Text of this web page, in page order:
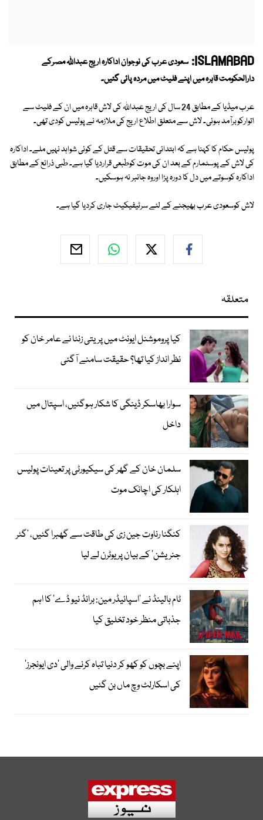
ISLAMABAD: سعودی عرب کی نوجوان اداکارہ اریج عبداللہ مصرکے
دارالحکومت قاہرہ میں اپنے فلیٹ میں مردہ پائی گئیں۔
عرب میڈیا کے مطابق 24 سال کی اریج عبداللہ کی لاش قاہرہ میں ان کے فلیٹ سے
اتوارکوبرآمد ہوئی۔ لاش سے متعلق اطلاع اریج کی ملازمہ نے پولیس کودی تھی۔
پولیس حکام کا کہنا ہے کہ ابتدائی تحقیقات سے قتل کے کوئی شواہد نہیں ملے۔ اداکارہ
کی لاش کے پوسٹمارم کے بعد ان کی موت کوطبعی قراردیا گیا ہے۔ طبی ذرائع کے مطابق
اداکارہ کوسوتے میں دل کا دورہ پڑا اوروہ جانبر نہ ہوسکیں۔
لاش کوسعودی عرب بھیجنے کے لئے سرٹیفیکیٹ جاری کردیا گیا ہے۔
متعلقہ
کیا پروموشنل ایونٹ میں پریتی زنٹا نے عامر خان کو
نظر انداز کیا تھا؟ حقیقت سامنے آگئی
سوارا بھاسکر ڈینگی کا شکار ہوگئیں، اسپتال میں
داخل
سلمان خان کے گھر کی سیکیورٹی پر تعینات پولیس
اہلکار کی اچانک موت
کنگنا رناوت جین زی کی طاقت سے گھبرا گئیں، ’گٹر
جنریشن‘ کے بیان پر یوٹرن لے لیا
ٹام ہالینڈ نے ’اسپائیڈر مین: برانڈ نیو ڈے‘ کا اہم
جذباتی منظر خود تخلیق کیا
اپنے بچوں کو کھو کر دنیا تباہ کرنے والی ’دی ایونجرز‘
کی اسکارلٹ وچ ماں بن گئیں